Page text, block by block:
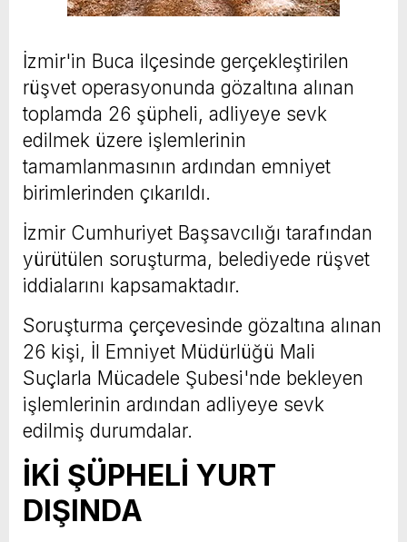
İzmir'in Buca ilçesinde gerçekleştirilen
rüşvet operasyonunda gözaltına alınan
toplamda 26 şüpheli, adliyeye sevk
edilmek üzere işlemlerinin
tamamlanmasının ardından emniyet
birimlerinden çıkarıldı.
İzmir Cumhuriyet Başsavcılığı tarafından
yürütülen soruşturma, belediyede rüşvet
iddialarını kapsamaktadır.
Soruşturma çerçevesinde gözaltına alınan
26 kişi, İl Emniyet Müdürlüğü Mali
Suçlarla Mücadele Şubesi'nde bekleyen
işlemlerinin ardından adliyeye sevk
edilmiş durumdalar.
İKİ ŞÜPHELİ YURT
DIŞINDA